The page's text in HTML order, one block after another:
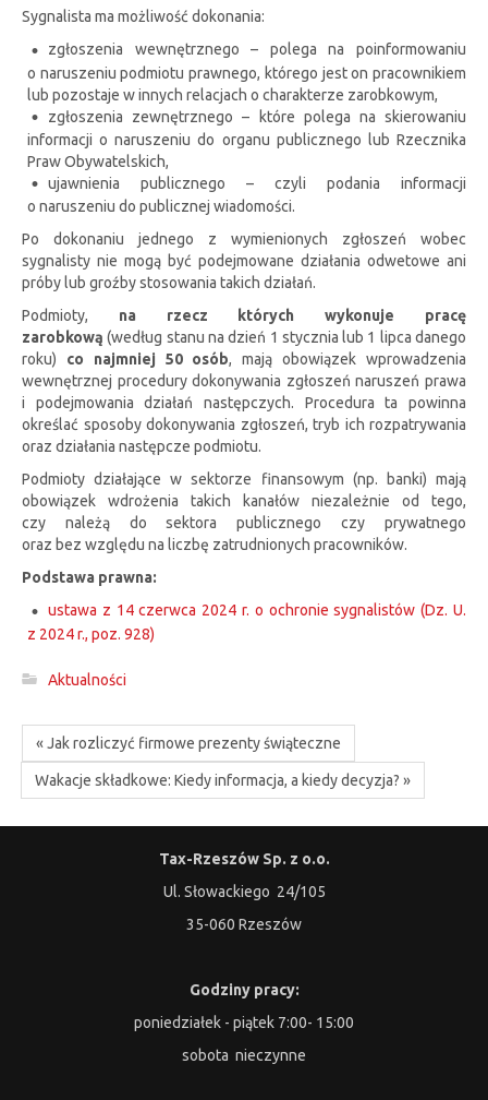
Sygnalista ma możliwość dokonania:
zgłoszenia wewnętrznego – polega na poinformowaniu
o naruszeniu podmiotu prawnego, którego jest on pracownikiem
lub pozostaje w innych relacjach o charakterze zarobkowym,
zgłoszenia zewnętrznego – które polega na skierowaniu
informacji o naruszeniu do organu publicznego lub Rzecznika
Praw Obywatelskich,
ujawnienia publicznego – czyli podania informacji
o naruszeniu do publicznej wiadomości.
Po dokonaniu jednego z wymienionych zgłoszeń wobec
sygnalisty nie mogą być podejmowane działania odwetowe ani
próby lub groźby stosowania takich działań.
Podmioty, na rzecz których wykonuje pracę
zarobkową (według stanu na dzień 1 stycznia lub 1 lipca danego
roku) co najmniej 50 osób, mają obowiązek wprowadzenia
wewnętrznej procedury dokonywania zgłoszeń naruszeń prawa
i podejmowania działań następczych. Procedura ta powinna
określać sposoby dokonywania zgłoszeń, tryb ich rozpatrywania
oraz działania następcze podmiotu.
Podmioty działające w sektorze finansowym (np. banki) mają
obowiązek wdrożenia takich kanałów niezależnie od tego,
czy należą do sektora publicznego czy prywatnego
oraz bez względu na liczbę zatrudnionych pracowników.
Podstawa prawna:
ustawa z 14 czerwca 2024 r. o ochronie sygnalistów (Dz. U.
z 2024 r., poz. 928)
Aktualności
« Jak rozliczyć firmowe prezenty świąteczne
Wakacje składkowe: Kiedy informacja, a kiedy decyzja? »
Tax-Rzeszów Sp. z o.o.
Ul. Słowackiego 24/105
35-060 Rzeszów
Godziny pracy:
poniedziałek - piątek 7:00- 15:00
sobota nieczynne